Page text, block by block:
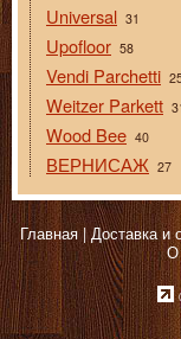
Universal 31
Upofloor 58
Vendi Parchetti
Weitzer Parkett
Wood Bee 40
ВЕРНИСАЖ 27
Главная Доставка и
О